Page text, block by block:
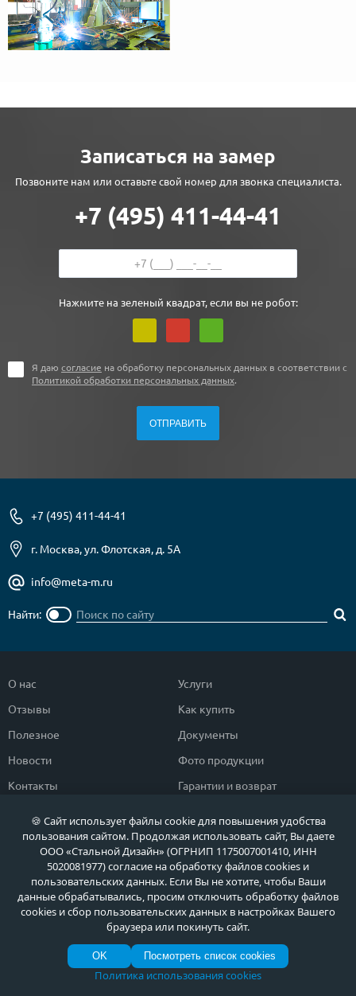
Записаться на замер
Позвоните нам или оставьте свой номер для звонка специалиста.
+7 (495) 411-44-41
Нажмите на зеленый квадрат, если вы не робот:
Я даю согласие на обработку персональных данных в соответствии с
Политикой обработки персональных данных.
+7 (495) 411-44-41
г. Москва, ул. Флотская, д. 5А
info@meta-m.ru
Найти:
О нас
Отзывы
Полезное
Новости
Контакты
Услуги
Как купить
Документы
Фото продукции
Гарантии и возврат
Каталог дверей
Двери со скидкой
Популярные двери
Быстрый подбор двери
Двери класса ЭКОНОМ
Двери в дом
Парадные двери
Двери в квартиру
Тамбурные двери
Противопожарные двери
🍪 Сайт использует файлы cookie для повышения удобства
пользования сайтом. Продолжая использовать сайт, Вы даете
ООО «Стальной Дизайн» (ОГРНИП 1175007001410, ИНН
5020081977) согласие на обработку файлов cookies и
пользовательских данных. Если Вы не хотите, чтобы Ваши
данные обрабатывались, просим отключить обработку файлов
cookies и сбор пользовательских данных в настройках Вашего
браузера или покинуть сайт.
OK Посмотреть список cookies
Политика использования cookies